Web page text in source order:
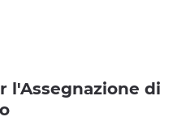
l'Assegnazione di